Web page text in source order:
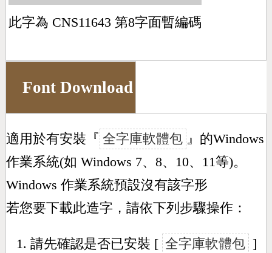
此字為 CNS11643 第8字面暫編碼
Font Download
適用於有安裝『 全字庫軟體包 』的Windows
作業系統(如 Windows 7、8、10、11等)。
Windows 作業系統預設沒有該字形
若您要下載此造字，請依下列步驟操作：
請先確認是否已安裝 [ 全字庫軟體包 ]